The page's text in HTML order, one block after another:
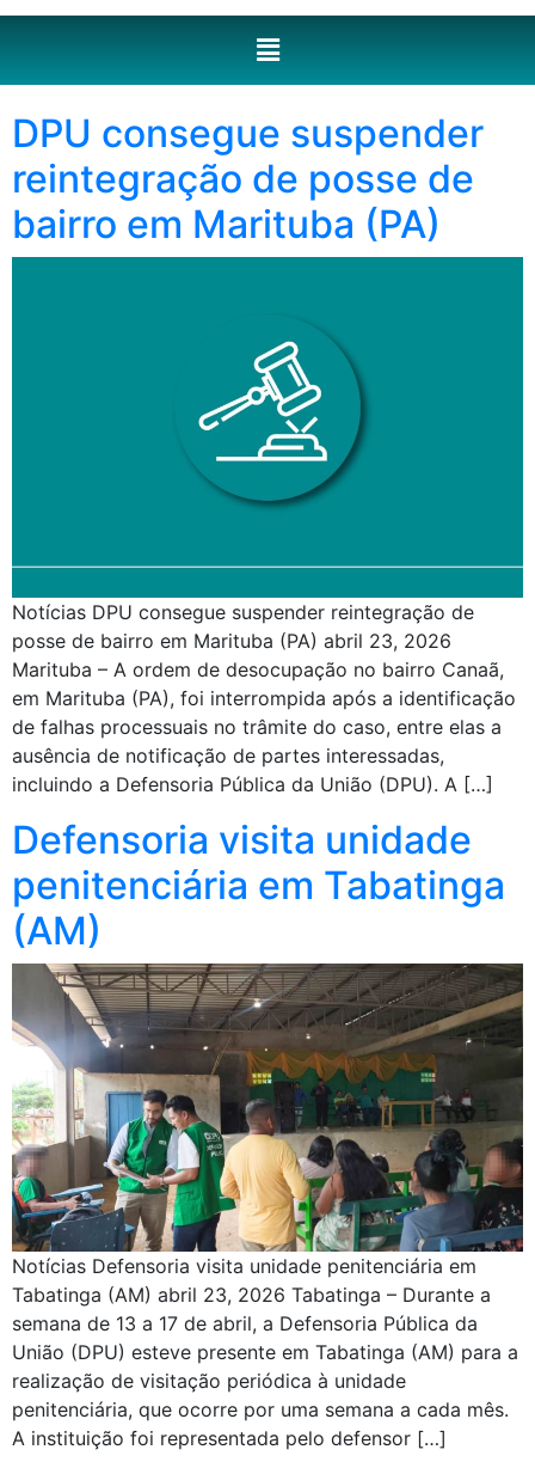
DPU consegue suspender
reintegração de posse de
bairro em Marituba (PA)
Notícias DPU consegue suspender reintegração de
posse de bairro em Marituba (PA) abril 23, 2026
Marituba – A ordem de desocupação no bairro Canaã,
em Marituba (PA), foi interrompida após a identificação
de falhas processuais no trâmite do caso, entre elas a
ausência de notificação de partes interessadas,
incluindo a Defensoria Pública da União (DPU). A […]
Defensoria visita unidade
penitenciária em Tabatinga
(AM)
Notícias Defensoria visita unidade penitenciária em
Tabatinga (AM) abril 23, 2026 Tabatinga – Durante a
semana de 13 a 17 de abril, a Defensoria Pública da
União (DPU) esteve presente em Tabatinga (AM) para a
realização de visitação periódica à unidade
penitenciária, que ocorre por uma semana a cada mês.
A instituição foi representada pelo defensor […]